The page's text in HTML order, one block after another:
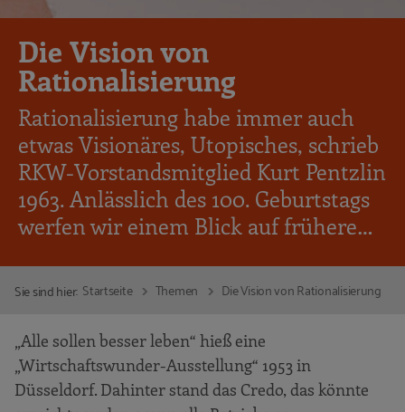
Die Vision von
Rationalisierung
Rationalisierung habe immer auch
etwas Visionäres, Utopisches, schrieb
RKW-Vorstandsmitglied Kurt Pentzlin
1963. Anlässlich des 100. Geburtstags
werfen wir einem Blick auf frühere…
Sie sind hier: Startseite Themen Die Vision von Rationalisierung
„Alle sollen besser leben“ hieß eine
„Wirtschaftswunder-Ausstellung“ 1953 in
Düsseldorf. Dahinter stand das Credo, das könnte